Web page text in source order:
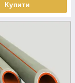
Купити